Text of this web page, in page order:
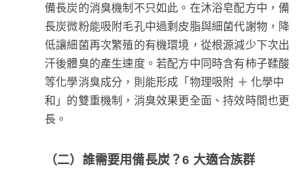
備長炭的消臭機制不只如此。在沐浴皂配方中，備
長炭微粉能吸附毛孔中過剩皮脂與細菌代謝物，降
低讓細菌再次繁殖的有機環境，從根源減少下次出
汗後體臭的產生速度。若配方中同時含有柿子鞣酸
等化學消臭成分，則能形成「物理吸附 ＋ 化學中
和」的雙重機制，消臭效果更全面、持效時間也更
長。
（二）誰需要用備長炭？6 大適合族群